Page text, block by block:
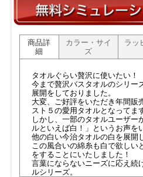
商品詳
細
カラー・サイ
ズ
ラッ
タオルぐらい贅沢に使いたい！
今まで贅沢バスタオルのシリー
展開をしておりました。
大変、ご好評をいただき年間販
スト５の愛用タオルとなってま
しかし、一部のタオルユーザー
ルといえば白！」というお声を
他の白い今治タオルの白を展開
この風合いの綿糸も白で欲しい
をすることにいたしました！
言葉にならないニーズに応え続
ルシリーズ。